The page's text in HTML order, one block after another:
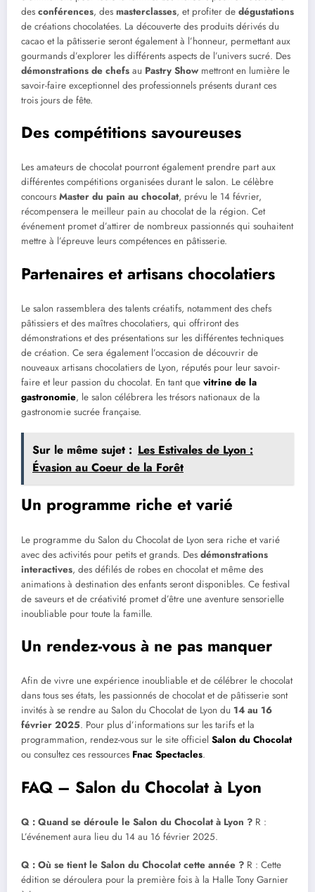
des conférences, des masterclasses, et profiter de dégustations
de créations chocolatées. La découverte des produits dérivés du
cacao et la pâtisserie seront également à l’honneur, permettant aux
gourmands d’explorer les différents aspects de l’univers sucré. Des
démonstrations de chefs au Pastry Show mettront en lumière le
savoir-faire exceptionnel des professionnels présents durant ces
trois jours de fête.
Des compétitions savoureuses
Les amateurs de chocolat pourront également prendre part aux
différentes compétitions organisées durant le salon. Le célèbre
concours Master du pain au chocolat, prévu le 14 février,
récompensera le meilleur pain au chocolat de la région. Cet
événement promet d’attirer de nombreux passionnés qui souhaitent
mettre à l’épreuve leurs compétences en pâtisserie.
Partenaires et artisans chocolatiers
Le salon rassemblera des talents créatifs, notamment des chefs
pâtissiers et des maîtres chocolatiers, qui offriront des
démonstrations et des présentations sur les différentes techniques
de création. Ce sera également l’occasion de découvrir de
nouveaux artisans chocolatiers de Lyon, réputés pour leur savoir-
faire et leur passion du chocolat. En tant que vitrine de la
gastronomie, le salon célébrera les trésors nationaux de la
gastronomie sucrée française.
Sur le même sujet : Les Estivales de Lyon :
Évasion au Coeur de la Forêt
Un programme riche et varié
Le programme du Salon du Chocolat de Lyon sera riche et varié
avec des activités pour petits et grands. Des démonstrations
interactives, des défilés de robes en chocolat et même des
animations à destination des enfants seront disponibles. Ce festival
de saveurs et de créativité promet d’être une aventure sensorielle
inoubliable pour toute la famille.
Un rendez-vous à ne pas manquer
Afin de vivre une expérience inoubliable et de célébrer le chocolat
dans tous ses états, les passionnés de chocolat et de pâtisserie sont
invités à se rendre au Salon du Chocolat de Lyon du 14 au 16
février 2025. Pour plus d’informations sur les tarifs et la
programmation, rendez-vous sur le site officiel Salon du Chocolat
ou consultez ces ressources Fnac Spectacles.
FAQ – Salon du Chocolat à Lyon
Q : Quand se déroule le Salon du Chocolat à Lyon ? R :
L’événement aura lieu du 14 au 16 février 2025.
Q : Où se tient le Salon du Chocolat cette année ? R : Cette
édition se déroulera pour la première fois à la Halle Tony Garnier